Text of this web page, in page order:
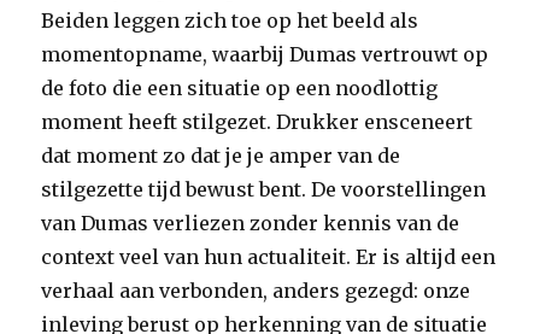
Beiden leggen zich toe op het beeld als
momentopname, waarbij Dumas vertrouwt op
de foto die een situatie op een noodlottig
moment heeft stilgezet. Drukker ensceneert
dat moment zo dat je je amper van de
stilgezette tijd bewust bent. De voorstellingen
van Dumas verliezen zonder kennis van de
context veel van hun actualiteit. Er is altijd een
verhaal aan verbonden, anders gezegd: onze
inleving berust op herkenning van de situatie